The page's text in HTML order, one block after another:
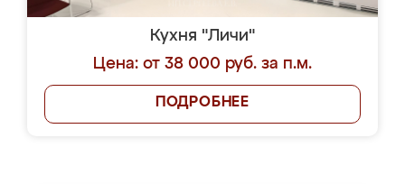
Кухня "Личи"
Цена: от 38 000 руб. за п.м.
ПОДРОБНЕЕ